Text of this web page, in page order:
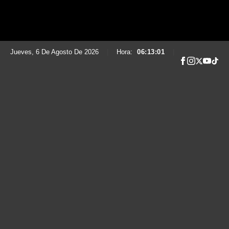
Jueves, 6 De Agosto De 2026 Hora: 06:13:02